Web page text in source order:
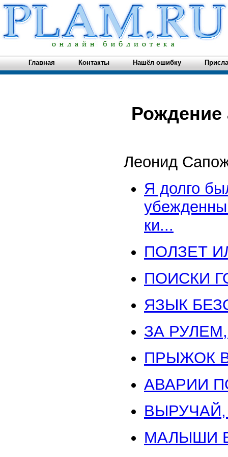
Главная Контакты Нашёл ошибку
Рождение
Леонид
Я долго
ки...
ПОЛЗЕТ
ПОИСКИ
ЯЗЫК
ЗА
ПРЫЖОК
АВАРИИ
МАЛЫШИ